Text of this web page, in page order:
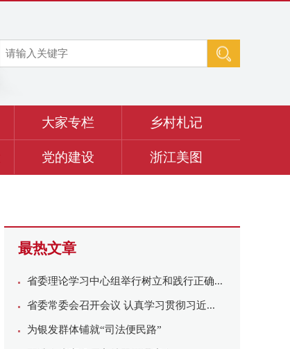
大家专栏 乡村札记
党的建设 浙江美图
最热文章